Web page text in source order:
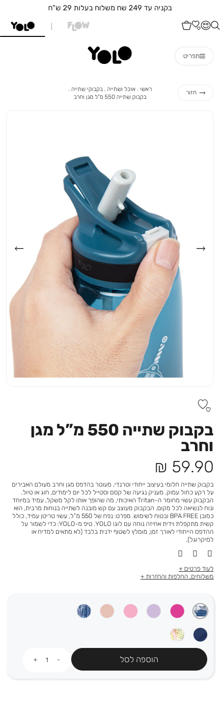
משלוחים לכללללל חלקי הארץ!!!
תפריט
חזור
ראשי ראשי
אוכל ושתייה
אוכל
ושתייה
בקבוקי שתייה
בקבוק שתייה 550 מ”ל מגן וחרב
בקבוק שתייה 550 מ”ל מגן
וחרב
מחיר
מוצר
59.90 ₪
בקבוק שתייה חלומי בעיצוב ייחודי וטרנדי, מעוטר בהדפס מגן וחרב מעולם האבירים
על רקע כחול עמוק. מעניק נגיעה של קסם וסטייל לכל יום לימודים, חוג או טיול.
הבקבוק עשוי מחומר ה-Tritan האיכותי, מה שהופך אותו לקל משקל, עמיד במיוחד
ונוח לנשיאה לכל מקום. הבקבוק מעוצב עם קש מובנה לשתייה בנוחות מרבית, הוא
כמובן BPA FREE ובטוח לשימוש. מפרט: נפח של 550 מ”ל, עשוי טריטן עמיד, כולל
קשית מתקפלת וידית אחיזה נוחה עם לוגו YOLO. טיפ מ-YOLO: כדי לשמור על
ההדפס הייחודי לאורך זמן, מומלץ לשטוף ידנית בלבד (לא מתאים למדיח או
למיקרוגל).
לעוד פרטים
משלוחים, החלפות והחזרות
הוספה לסל